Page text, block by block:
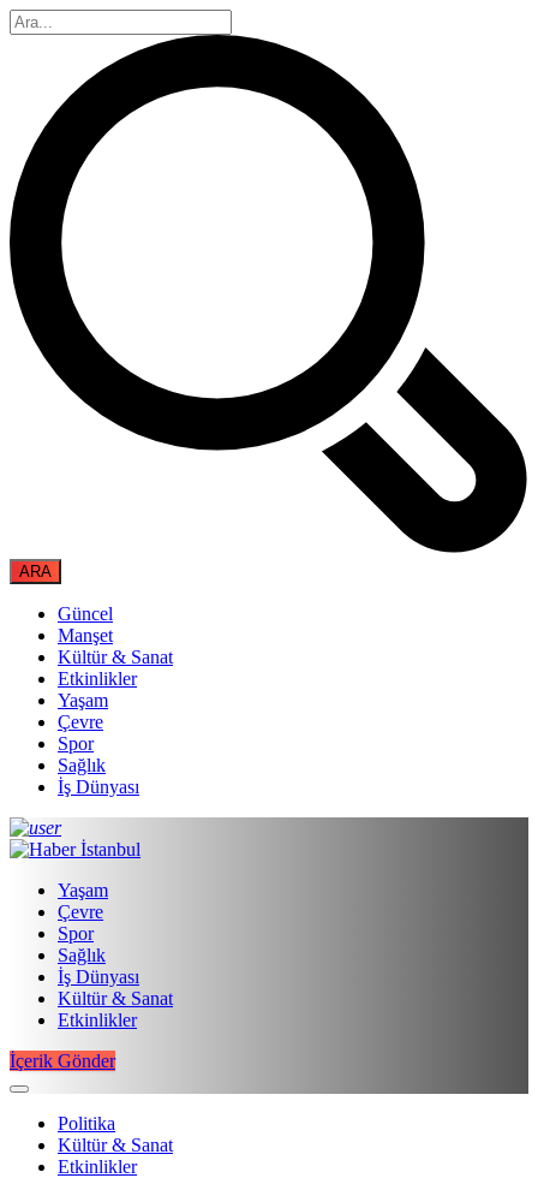
Güncel
Manşet
Kültür & Sanat
Etkinlikler
Yaşam
Çevre
Spor
Sağlık
İş Dünyası
Yaşam
Çevre
Spor
Sağlık
İş Dünyası
Kültür & Sanat
Etkinlikler
İçerik Gönder
Politika
Kültür & Sanat
Etkinlikler